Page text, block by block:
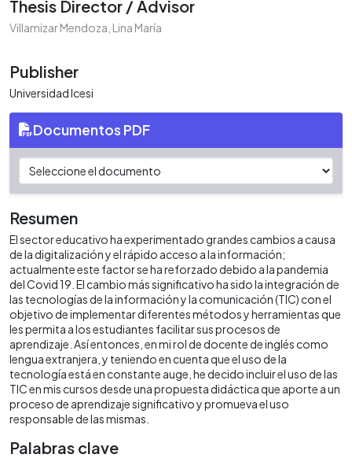
Thesis Director / Advisor
Villamizar Mendoza, Lina María
Publisher
Universidad Icesi
Documentos PDF
Resumen
El sector educativo ha experimentado grandes cambios a causa
de la digitalización y el rápido acceso a la información;
actualmente este factor se ha reforzado debido a la pandemia
del Covid 19. El cambio más significativo ha sido la integración de
las tecnologías de la información y la comunicación (TIC) con el
objetivo de implementar diferentes métodos y herramientas que
les permita a los estudiantes facilitar sus procesos de
aprendizaje. Así entonces, en mi rol de docente de inglés como
lengua extranjera, y teniendo en cuenta que el uso de la
tecnología está en constante auge, he decido incluir el uso de las
TIC en mis cursos desde una propuesta didáctica que aporte a un
proceso de aprendizaje significativo y promueva el uso
responsable de las mismas.
Palabras clave